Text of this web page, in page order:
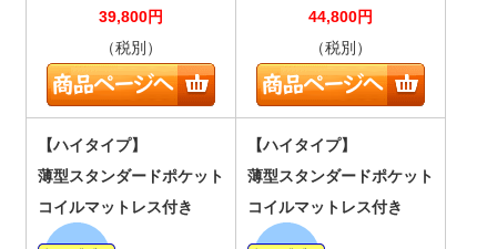
39,800円
（税別）
44,800円
（税別）
【ハイタイプ】
薄型スタンダードポケット
コイルマットレス付き
【ハイタイプ】
薄型スタンダードポケット
コイルマットレス付き